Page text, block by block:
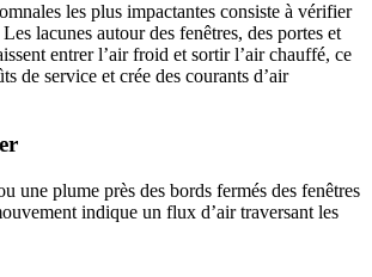
les plus impactantes consiste à vérifier
lacunes autour des fenêtres, des portes et
entrer l’air froid et sortir l’air chauffé, ce
de service et crée des courants d’air
une plume près des bords fermés des fenêtres
indique un flux d’air traversant les